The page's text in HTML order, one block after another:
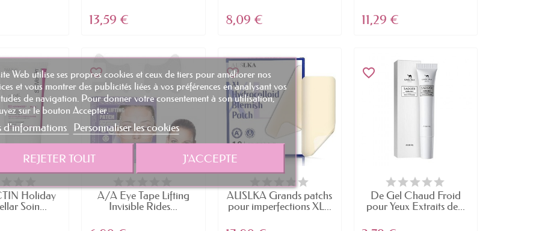
13,59 € 8,09 € 11,29 €
Holiday
Soin...
favorite_border
A/A Eye Tape Lifting
Invisible Rides...
favorite_border
AUSLKA Grands patchs
pour imperfections XL...
favorite_border
De Gel Chaud Froid
pour Yeux Extraits de...
Web utilise ses propres cookies et ceux de tiers pour améliorer nos
et vous montrer des publicités liées à vos préférences en analysant vos
de navigation. Pour donner votre consentement à son utilisation,
sur le bouton Accepter.
d'informations Personnaliser les cookies
REJETER TOUT J'ACCEPTE